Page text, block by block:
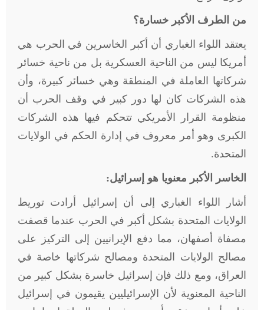
من الطرف الأكبر خسارة؟
يعتقد اللواء الغباري أن أكبر الخاسرين في الحرب هي
أمريكا ليس من الناحية العسكرية بل من ناحية خسائر
شركاتها العاملة في المنطقة وهي خسائر كبيرة، وأن
هذه الشركات كان لها دور كبير في وقف الحرب أن
منظومة القرار الأمريكي تتحكم فيها هذه الشركات
الكبرى وهو أمر معروف في إدارة الحكم في الولايات
المتحدة.
الخاسر الأكبر معنويا هو إسرائيل:
أشار اللواء الغباري إلى أن إسرائيل أرادت توريط
الولايات المتحدة بشكل أكبر في الحرب عندما قصفت
مصفاة أصفهان، مما دفع الإيرانيين إلى التركيز على
مصالح الولايات المتحدة ومصالح شركاتها خاصة في
العراق، ومع ذلك فإن إسرائيل خاسرة بشكل كبير من
الناحية المعنوية لأن الإسرائيليين يقيمون في إسرائيل